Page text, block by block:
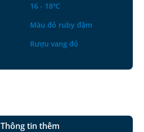
16 - 18ºC
Màu đỏ ruby đậm
Rượu vang đỏ
Thông tin thêm